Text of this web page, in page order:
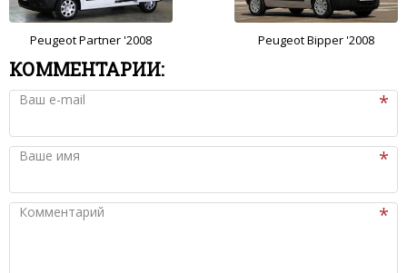
Peugeot Partner '2008 Peugeot Bipper '2008
КОММЕНТАРИИ:
Ваш e-mail
Ваше имя
Комментарий